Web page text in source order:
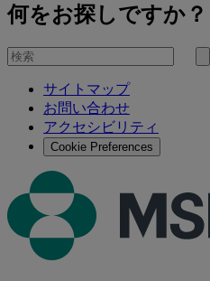
何をお探しですか？
を
検
サイトマップ
お問い合わせ
アクセシビリティ
Cookie Preferences